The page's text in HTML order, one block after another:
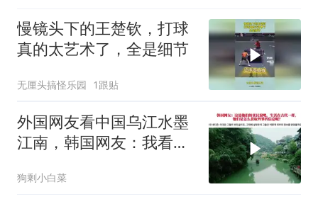
慢镜头下的王楚钦，打球
真的太艺术了，全是细节
无厘头搞怪乐园 1跟贴
外国网友看中国乌江水墨
江南，韩国网友：我看见
狗剩小白菜